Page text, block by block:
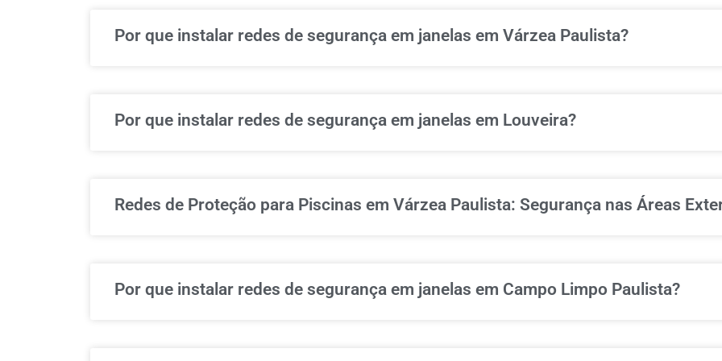
Por que instalar redes de segurança em janelas em Várzea Paulista?
Por que instalar redes de segurança em janelas em Louveira?
Redes de Proteção para Piscinas em Várzea Paulista: Segurança nas Áreas
Por que instalar redes de segurança em janelas em Campo Limpo Paulista?